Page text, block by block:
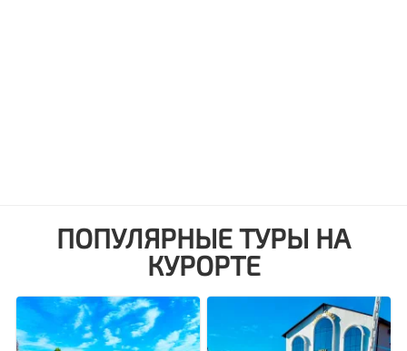
ПОПУЛЯРНЫЕ ТУРЫ НА
КУРОРТЕ